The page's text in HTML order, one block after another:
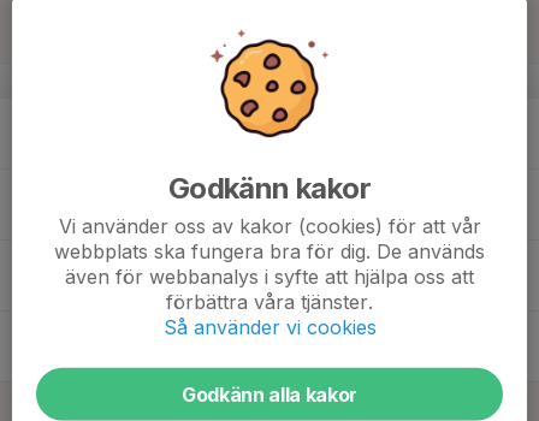
v.25
Barmarksträning
19:30
20:30
Barmarksträning
Elljusspåret Stale (Munkedals SCK)
20
Godkänn kakor
Vi använder oss av kakor (cookies) för att vår
webbplats ska fungera bra för dig. De används
även för webbanalys i syfte att hjälpa oss att
förbättra våra tjänster.
Så använder vi cookies
Godkänn alla kakor